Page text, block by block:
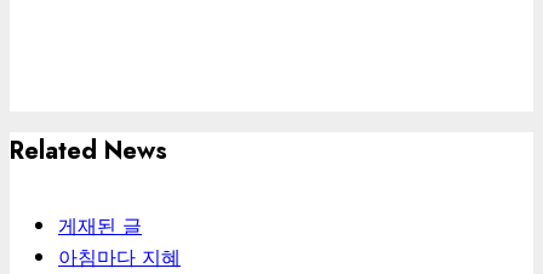
Related News
게재된 글
아침마다 지혜